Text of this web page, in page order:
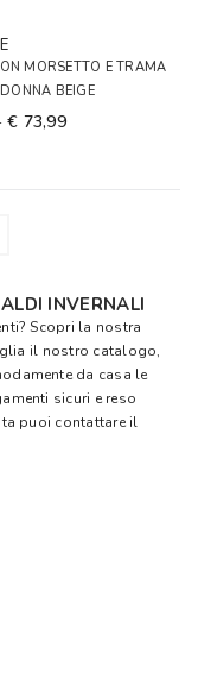
MORSETTO E TRAMA
BEIGE
€ 73,99
INVERNALI
Scopri la nostra
il nostro catalogo,
da casa le
sicuri e reso
puoi contattare il